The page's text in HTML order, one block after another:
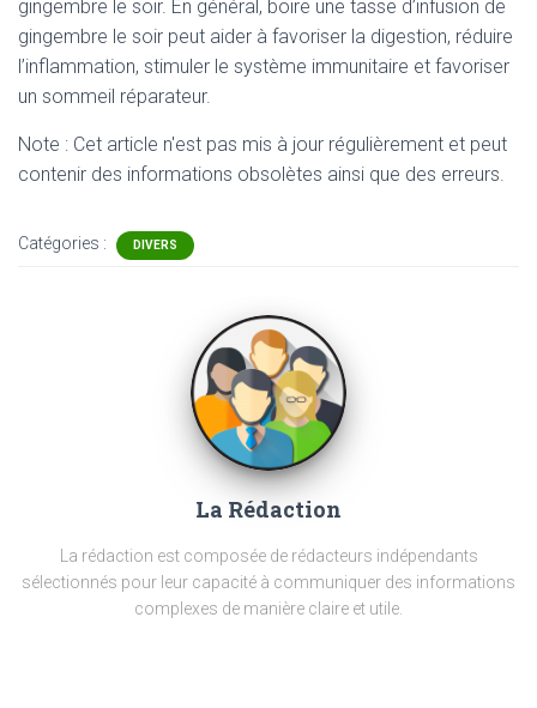
gingembre le soir. En général, boire une tasse d’infusion de
gingembre le soir peut aider à favoriser la digestion, réduire
l’inflammation, stimuler le système immunitaire et favoriser
un sommeil réparateur.
Note : Cet article n'est pas mis à jour régulièrement et peut
contenir des informations obsolètes ainsi que des erreurs.
Catégories : DIVERS
La Rédaction
La rédaction est composée de rédacteurs indépendants
sélectionnés pour leur capacité à communiquer des informations
complexes de manière claire et utile.